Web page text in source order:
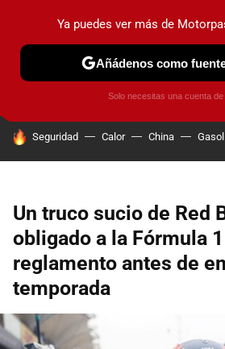
PRUEBAS COCHES ELÉCTRICOS
HOY SE HABLA DE
Seguridad Calor China
Un truco sucio de Red
obligado a la Fórmula
reglamento antes de
temporada
Ya puedes ver más de
Añádenos como
Solo necesitas una cuenta de